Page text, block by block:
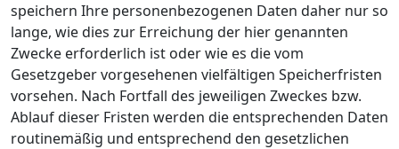
speichern Ihre personenbezogenen Daten daher nur so
lange, wie dies zur Erreichung der hier genannten
Zwecke erforderlich ist oder wie es die vom
Gesetzgeber vorgesehenen vielfältigen Speicherfristen
vorsehen. Nach Fortfall des jeweiligen Zweckes bzw.
Ablauf dieser Fristen werden die entsprechenden Daten
routinemäßig und entsprechend den gesetzlichen